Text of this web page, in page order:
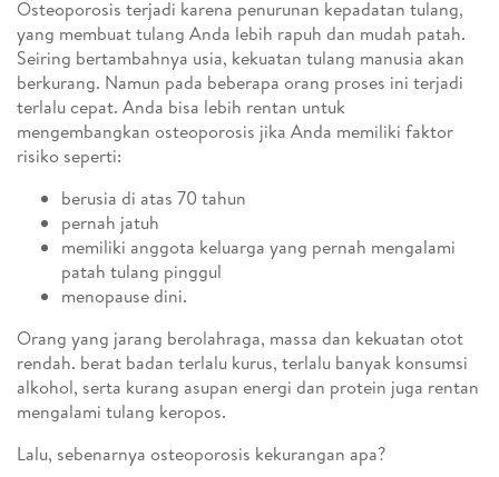
Osteoporosis terjadi karena penurunan kepadatan tulang,
yang membuat tulang Anda lebih rapuh dan mudah patah.
Seiring bertambahnya usia, kekuatan tulang manusia akan
berkurang. Namun pada beberapa orang proses ini terjadi
terlalu cepat. Anda bisa lebih rentan untuk
mengembangkan osteoporosis jika Anda memiliki faktor
risiko seperti:
berusia di atas 70 tahun
pernah jatuh
memiliki anggota keluarga yang pernah mengalami
patah tulang pinggul
menopause dini.
Orang yang jarang berolahraga, massa dan kekuatan otot
rendah. berat badan terlalu kurus, terlalu banyak konsumsi
alkohol, serta kurang asupan energi dan protein juga rentan
mengalami tulang keropos.
Lalu, sebenarnya osteoporosis kekurangan apa?